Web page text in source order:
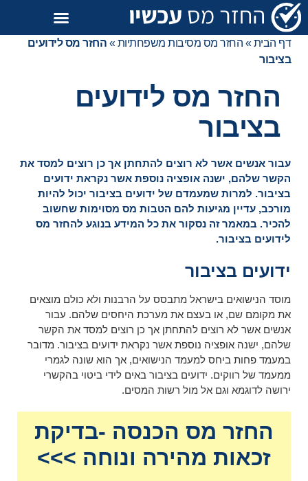
דף הבית» החזר מס מסיבות משפחתיות» החזר מס לידועים
בציבור
החזר מס לידועים
בציבור
עבור אנשים אשר לא רוצים להתחתן אך כן רוצים למסד את
הקשר שלהם, ישנה אופציה נוספת אשר נקראת ידועים
בציבור. למרות שמעמדם של ידועים בציבור יכול להיות
מורכב, עדיין מגיעות להם הטבות מס מסוימות שחשוב
להכיר. במאמר זה נסקור את כל המידע בנוגע להחזר מס
לידועים בציבור.
ידועים בציבור
מוסד הנישואים בישראל מתבסס על הרבנות ולא כולם מוצאים
את מקומם שם, או בעצם את מערכת היחסים שלהם. עבור
אנשים אשר לא רוצים להתחתן אך כן רוצים למסד את הקשר
שלהם, ישנה אופציה נוספת אשר נקראת ידועים בציבור. מדובר
במעמד פחות ביחס למעמד הנישואים, אך הוא שונה לגמרי
ממעמד של רווקים. ידועים בציבור באים לידי ביטוי בהקשרי
ירושה לדוגמא וגם אל מול רשות המסים.
החזר מס הכנסה -בדיקת
זכאות מהירה ונוחה >>>